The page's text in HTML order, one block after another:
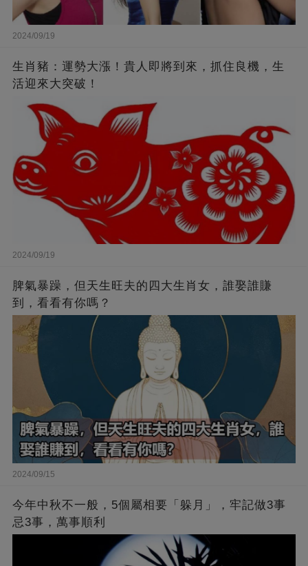
2024/09/19
生肖豬：運勢大漲！貴人即將到來，抓住良機，生
活迎來大突破！
2024/09/19
脾氣暴躁，但天生旺夫的四大生肖女，誰娶誰賺
到，看看有你嗎？
2024/09/15
今年中秋不一般，5個屬相要「躲月」，牢記做3事
忌3事，萬事順利